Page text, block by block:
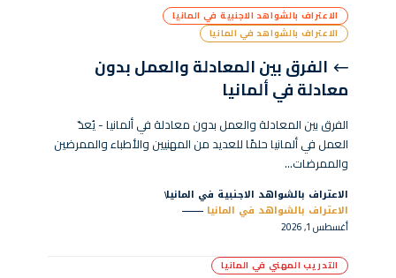
الاعتراف بالشواهد الاجنبية في المانيا
الاعتراف بالشواهد في المانيا
الفرق بين المعادلة والعمل بدون
معادلة في ألمانيا
الفرق بين المعادلة والعمل بدون معادلة في ألمانيا - يُعدّ
العمل في ألمانيا حلمًا للعديد من المهنيين والأطباء والممرضين
والممرضات…
الاعتراف بالشواهد الاجنبية في المانيا
الاعتراف بالشواهد في المانيا
أغسطس 1, 2026
التدريب المهني في المانيا